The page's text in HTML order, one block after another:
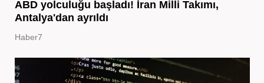
ABD yolculuğu başladı! İran Milli Takımı,
Antalya'dan ayrıldı
Haber7